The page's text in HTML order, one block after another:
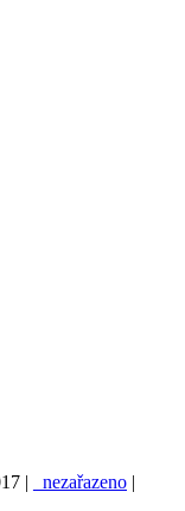
| _nezařazeno |